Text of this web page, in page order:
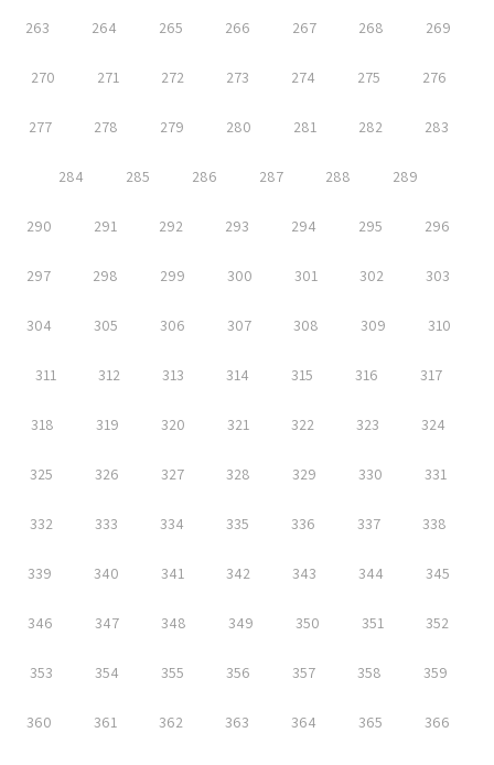
263 264 265 266 267 268 269
270 271 272 273 274 275 276
277 278 279 280 281 282 283
284 285 286 287 288 289
290 291 292 293 294 295 296
297 298 299 300 301 302 303
304 305 306 307 308 309 310
311 312 313 314 315 316 317
318 319 320 321 322 323 324
325 326 327 328 329 330 331
332 333 334 335 336 337 338
339 340 341 342 343 344 345
346 347 348 349 350 351 352
353 354 355 356 357 358 359
360 361 362 363 364 365 366